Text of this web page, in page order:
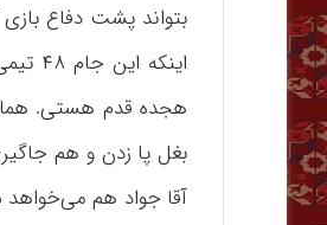
بتواند پشت دفاع
هجده قدم هستی.
بغل پا زدن و هم
آقا جواد هم می‌خواهد